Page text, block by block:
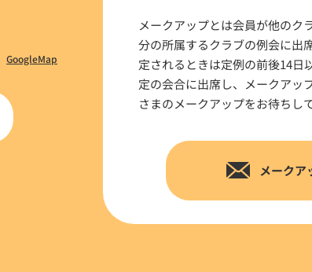
GoogleMap
メークアップとは会員が他のク
分の所属するクラブの例会に出
定されるときは定例の前後14日
定の会合に出席し、メークアッ
さまのメークアップをお待ちし
メークア